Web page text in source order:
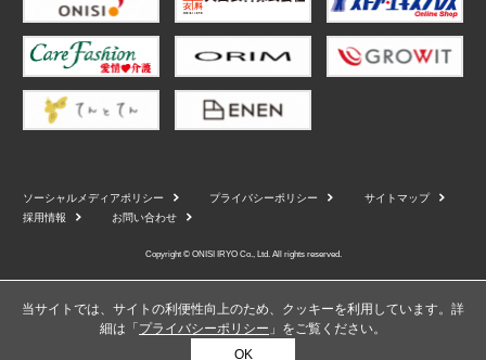
ソーシャルメディアポリシー プライバシーポリシー
サイトマップ
採用情報
お問い合わせ
Copyright © ONISI IRYO Co., Ltd. All rights reserved.
当サイトでは、サイトの利便性向上のため、クッキーを利用しています。詳
細は「 プライバシーポリシー 」をご覧ください。
OK